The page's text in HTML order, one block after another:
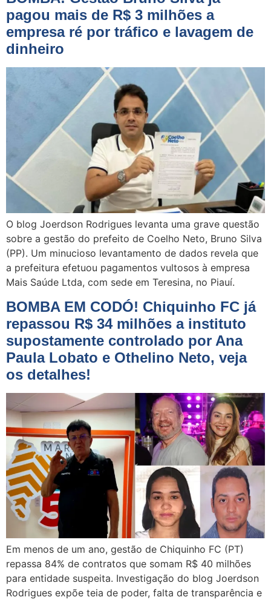
pagou mais de R$ 3 milhões a
empresa ré por tráfico e lavagem de
dinheiro
O blog Joerdson Rodrigues levanta uma grave questão
sobre a gestão do prefeito de Coelho Neto, Bruno Silva
(PP). Um minucioso levantamento de dados revela que
a prefeitura efetuou pagamentos vultosos à empresa
Mais Saúde Ltda, com sede em Teresina, no Piauí.
BOMBA EM CODÓ! Chiquinho FC já
repassou R$ 34 milhões a instituto
supostamente controlado por Ana
Paula Lobato e Othelino Neto, veja
os detalhes!
Em menos de um ano, gestão de Chiquinho FC (PT)
repassa 84% de contratos que somam R$ 40 milhões
para entidade suspeita. Investigação do blog Joerdson
Rodrigues expõe teia de poder, falta de transparência e